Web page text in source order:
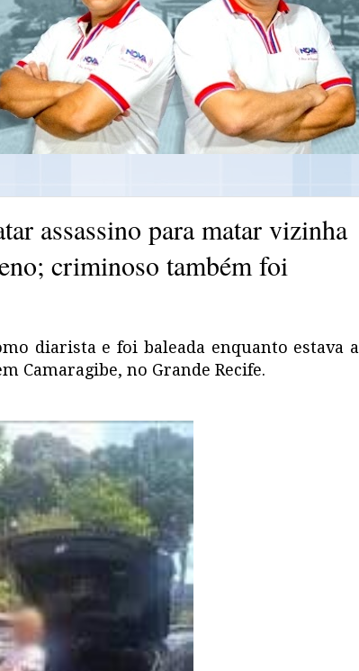
assassino para matar vizinha
criminoso também foi
diarista e foi baleada enquanto estava a
Camaragibe, no Grande Recife.